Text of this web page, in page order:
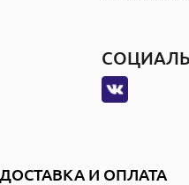
ДОСТАВКА И ОПЛАТА